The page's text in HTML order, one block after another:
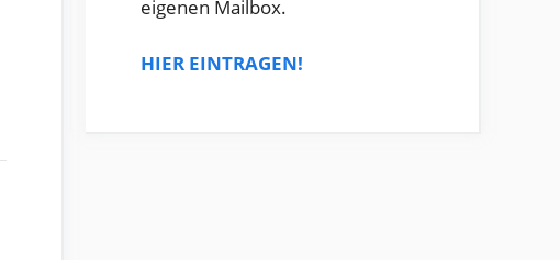
eigenen Mailbox.
HIER EINTRAGEN!